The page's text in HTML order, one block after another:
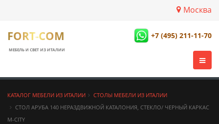
Москва
FORT-COM
МЕБЕЛЬ И СВЕТ ИЗ ИТАЛИИ
+7 (495) 211-11-70
КАТАЛОГ МЕБЕЛИ ИЗ ИТАЛИИ
СТОЛЫ МЕБЕЛИ ИЗ ИТАЛИИ
СТОЛ АРУБА 140 НЕРАЗДВИЖНОЙ КАТАЛОНИЯ, СТЕКЛО/ ЧЕРНЫЙ КАРКАС
М-CITY